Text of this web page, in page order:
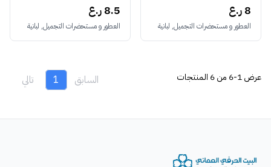
8 ر.ع
العطور و مستحضرات التجميل, لبانية
8.5 ر.ع
العطور و مستحضرات التجميل, لبانية
عرض1-6 من 6 المنتجات السابق 1 تالي